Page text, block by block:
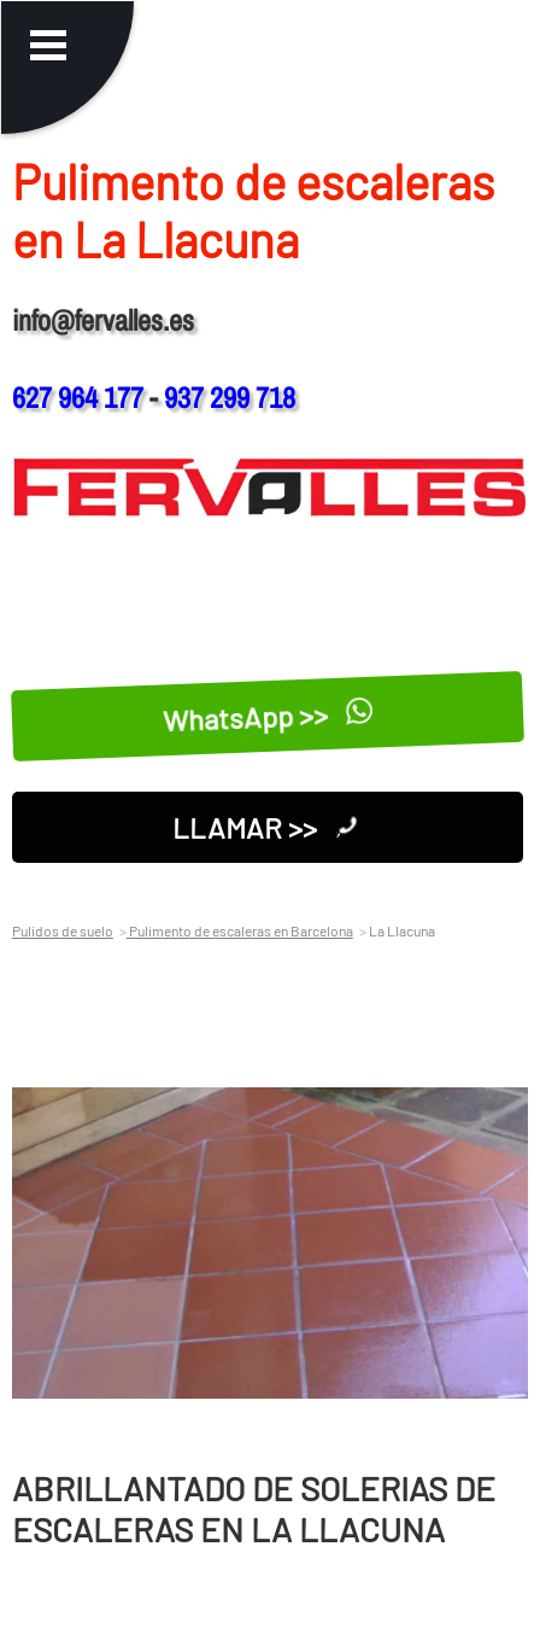
Pulimento de escaleras
en La Llacuna
info@fervalles.es
627 964 177-937 299 718
WhatsApp >>
LLAMAR >>
Pulidos de suelo Pulimento de escaleras en Barcelona La Llacuna
ABRILLANTADO DE SOLERIAS DE
ESCALERAS EN LA LLACUNA